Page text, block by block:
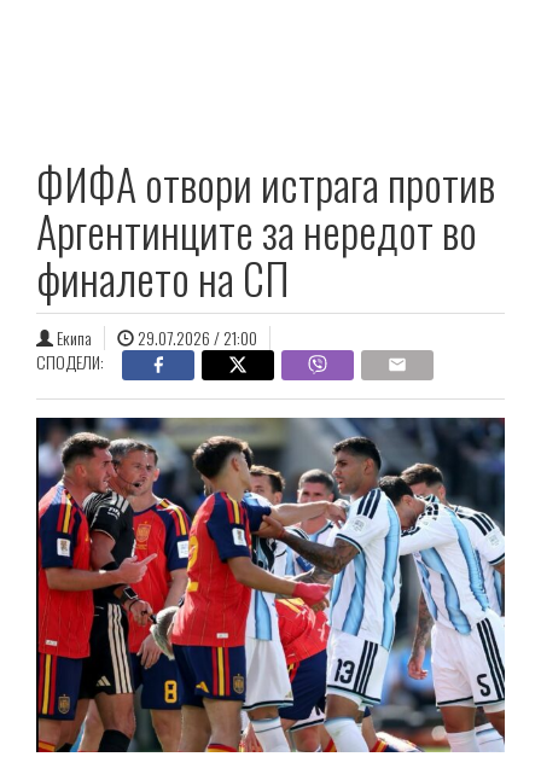
ФИФА отвори истрага против
Аргентинците за нередот во
финалето на СП
Екипа
29.07.2026 / 21:00
СПОДЕЛИ: